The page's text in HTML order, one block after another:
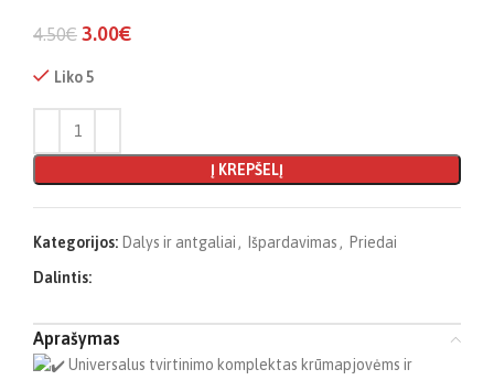
4.50€ 3.00€
Liko 5
Į KREPŠELĮ
Kategorijos: Dalys ir antgaliai , Išpardavimas , Priedai
Dalintis:
Aprašymas
Universalus tvirtinimo komplektas krūmapjovėms ir